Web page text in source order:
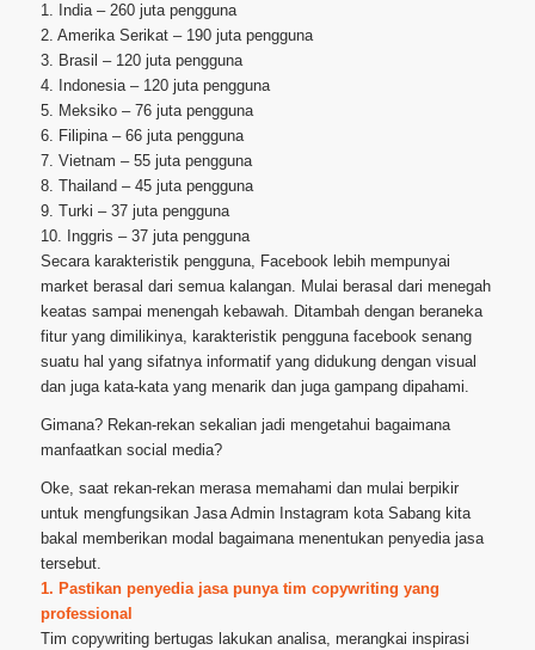
1. India – 260 juta pengguna
2. Amerika Serikat – 190 juta pengguna
3. Brasil – 120 juta pengguna
4. Indonesia – 120 juta pengguna
5. Meksiko – 76 juta pengguna
6. Filipina – 66 juta pengguna
7. Vietnam – 55 juta pengguna
8. Thailand – 45 juta pengguna
9. Turki – 37 juta pengguna
10. Inggris – 37 juta pengguna
Secara karakteristik pengguna, Facebook lebih mempunyai
market berasal dari semua kalangan. Mulai berasal dari menegah
keatas sampai menengah kebawah. Ditambah dengan beraneka
fitur yang dimilikinya, karakteristik pengguna facebook senang
suatu hal yang sifatnya informatif yang didukung dengan visual
dan juga kata-kata yang menarik dan juga gampang dipahami.
Gimana? Rekan-rekan sekalian jadi mengetahui bagaimana
manfaatkan social media?
Oke, saat rekan-rekan merasa memahami dan mulai berpikir
untuk mengfungsikan Jasa Admin Instagram kota Sabang kita
bakal memberikan modal bagaimana menentukan penyedia jasa
tersebut.
1. Pastikan penyedia jasa punya tim copywriting yang
professional
Tim copywriting bertugas lakukan analisa, merangkai inspirasi